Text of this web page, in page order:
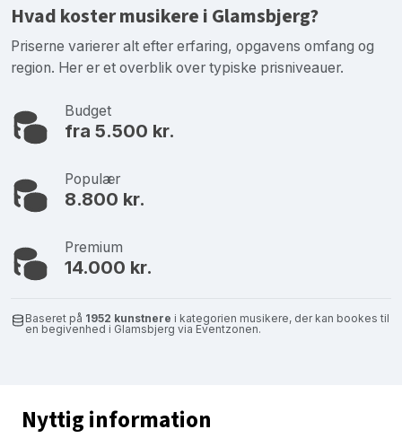
Hvad koster musikere i Glamsbjerg?
Priserne varierer alt efter erfaring, opgavens omfang og
region. Her er et overblik over typiske prisniveauer.
Budget
fra 5.500 kr.
Populær
8.800 kr.
Premium
14.000 kr.
Baseret på 1952 kunstnere i kategorien musikere, der kan bookes til
en begivenhed i Glamsbjerg via Eventzonen.
Nyttig information